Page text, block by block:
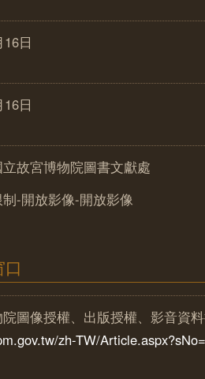
日
日
故宮博物院圖書文獻處
-開放影像-開放影像
圖像授權、出版授權、影音資
zh-TW/